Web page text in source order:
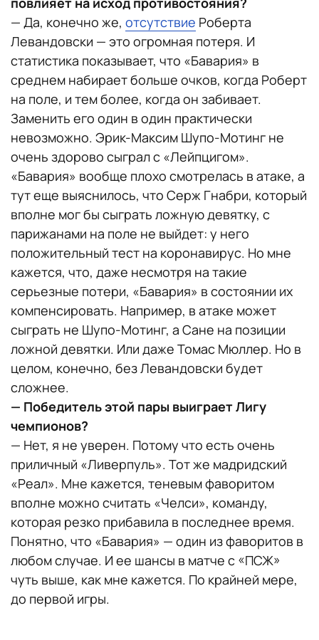
— Да, конечно же, отсутствие Роберта
Левандовски — это огромная потеря. И
статистика показывает, что «Бавария» в
среднем набирает больше очков, когда Роберт
на поле, и тем более, когда он забивает.
Заменить его один в один практически
невозможно. Эрик-Максим Шупо-Мотинг не
очень здорово сыграл с «Лейпцигом».
«Бавария» вообще плохо смотрелась в атаке, а
тут еще выяснилось, что Серж Гнабри, который
вполне мог бы сыграть ложную девятку, с
парижанами на поле не выйдет: у него
положительный тест на коронавирус. Но мне
кажется, что, даже несмотря на такие
серьезные потери, «Бавария» в состоянии их
компенсировать. Например, в атаке может
сыграть не Шупо-Мотинг, а Сане на позиции
ложной девятки. Или даже Томас Мюллер. Но в
целом, конечно, без Левандовски будет
сложнее.
— Победитель этой пары выиграет Лигу
чемпионов?
— Нет, я не уверен. Потому что есть очень
приличный «Ливерпуль». Тот же мадридский
«Реал». Мне кажется, теневым фаворитом
вполне можно считать «Челси», команду,
которая резко прибавила в последнее время.
Понятно, что «Бавария» — один из фаворитов в
любом случае. И ее шансы в матче с «ПСЖ»
чуть выше, как мне кажется. По крайней мере,
до первой игры.